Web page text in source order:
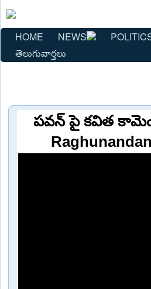
HOME NEWS
తెలుగువార్తలు
పవన్ పై కవిత